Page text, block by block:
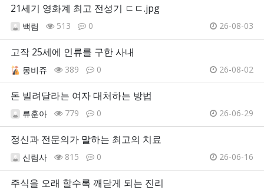
21세기 영화계 최고 전성기 ㄷㄷ.jpg
백림 513 0 26-08-03
고작 25세에 인류를 구한 사내
몽비쥬 389 0 26-08-02
돈 빌려달라는 여자 대처하는 방법
류훈아 779 0 26-06-29
정신과 전문의가 말하는 최고의 치료
신림사 815 0 26-06-16
주식을 오래 할수록 깨닫게 되는 진리